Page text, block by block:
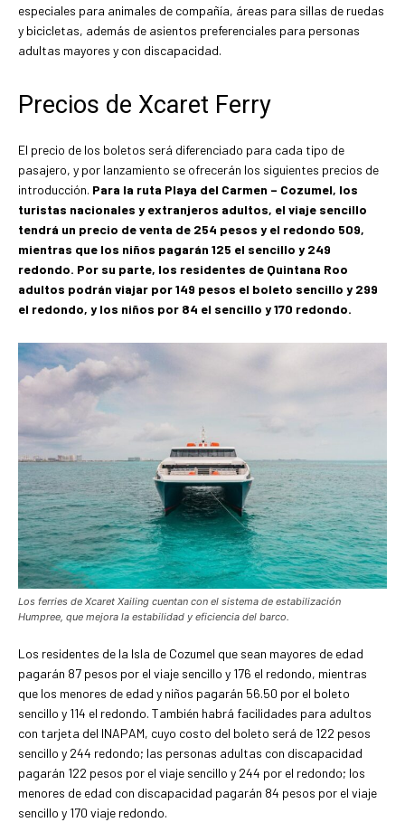
especiales para animales de compañía, áreas para sillas de ruedas
y bicicletas, además de asientos preferenciales para personas
adultas mayores y con discapacidad.
Precios de Xcaret Ferry
El precio de los boletos será diferenciado para cada tipo de
pasajero, y por lanzamiento se ofrecerán los siguientes precios de
introducción. Para la ruta Playa del Carmen – Cozumel, los
turistas nacionales y extranjeros adultos, el viaje sencillo
tendrá un precio de venta de 254 pesos y el redondo 509,
mientras que los niños pagarán 125 el sencillo y 249
redondo. Por su parte, los residentes de Quintana Roo
adultos podrán viajar por 149 pesos el boleto sencillo y 299
el redondo, y los niños por 84 el sencillo y 170 redondo.
Los ferries de Xcaret Xailing cuentan con el sistema de estabilización
Humpree, que mejora la estabilidad y eficiencia del barco.
Los residentes de la Isla de Cozumel que sean mayores de edad
pagarán 87 pesos por el viaje sencillo y 176 el redondo, mientras
que los menores de edad y niños pagarán 56.50 por el boleto
sencillo y 114 el redondo. También habrá facilidades para adultos
con tarjeta del INAPAM, cuyo costo del boleto será de 122 pesos
sencillo y 244 redondo; las personas adultas con discapacidad
pagarán 122 pesos por el viaje sencillo y 244 por el redondo; los
menores de edad con discapacidad pagarán 84 pesos por el viaje
sencillo y 170 viaje redondo.